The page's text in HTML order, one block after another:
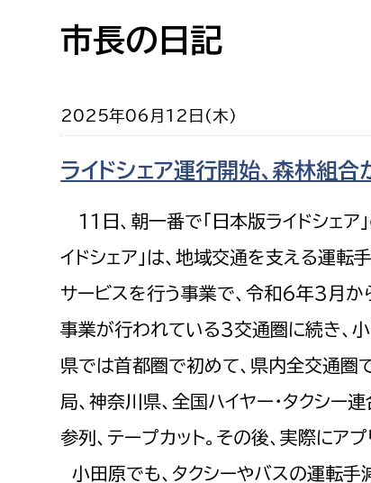
障がい者
傷病者
事業者
労働者
求職者
外国人
ペット
地域安全課
福祉政策課
障がい福祉課
保険課
健康づくり課
子
建設部 会
市長の日記
2025年06月12日(木)
ライドシェア運行開始、森林組
11日、朝一番で「日本版ライドシェア
イドシェア」は、地域交通を支える運
サービスを行う事業で、令和6年3月か
事業が行われている3交通圏に続き、小
県では首都圏で初めて、県内全交通圏
局、神奈川県、全国ハイヤー・タクシ
参列、テープカット。その後、実際にア
小田原でも、タクシーやバスの運転